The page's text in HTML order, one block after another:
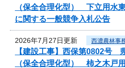
（保全合理化型） 下立用水
に関する一般競争入札公告
2026年7月27日更新 西濃農林事
【建設工事】西保第0802号
（保全合理化型） 柿之木戸